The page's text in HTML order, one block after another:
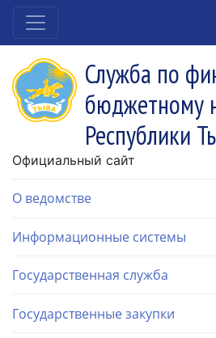
Служба по
бюджетному
Республики
Официальный сайт
О ведомстве
Информационные системы
Государственная служба
Государственные закупки